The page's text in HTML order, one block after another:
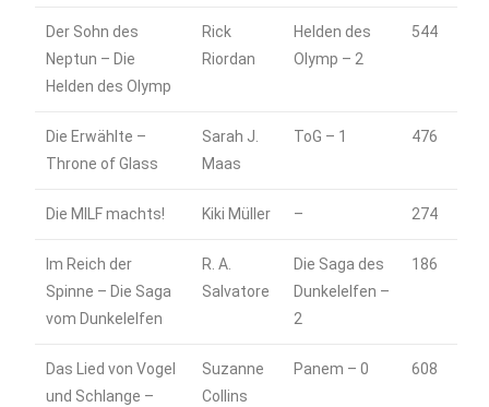
Der Sohn des
Neptun – Die
Helden des Olymp
Rick
Riordan
Helden des
Olymp – 2
544
Die Erwählte –
Throne of Glass
Sarah J.
Maas
ToG – 1 476
Die MILF machts! Kiki Müller – 274
Im Reich der
Spinne – Die Saga
vom Dunkelelfen
R. A.
Salvatore
Die Saga des
Dunkelelfen –
2
186
Das Lied von Vogel
und Schlange –
Suzanne
Collins
Panem – 0 608